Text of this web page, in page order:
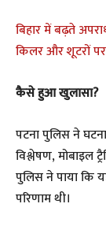
बिहार में बढ़ते
किलर और शूटरों
कैसे हुआ खुलासा?
पटना पुलिस ने
विश्लेषण, मोबाइल
पुलिस ने पाया कि
परिणाम थी।